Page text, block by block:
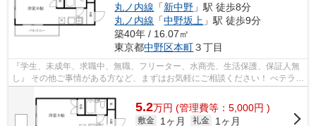
丸ノ内線 「新中野 」駅 徒歩8分
丸ノ内線 「中野坂上 」駅 徒歩9分
築40年 / 16.07㎡
東京都中野区本町３丁目
『学生、未成年、求職中、無職、フリーター、水商売、生活保護、保証人無
し』 その他ご事情がある方など、まずはお気軽にご相談ください！ べテラン
5.2万円 (管理費等：5,000円 )
敷金 1ヶ月 礼金 1ヶ月